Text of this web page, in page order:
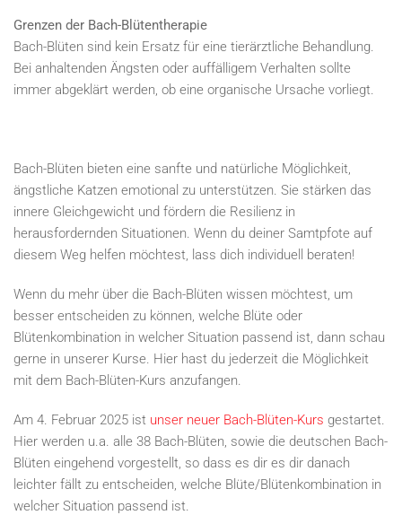
Grenzen der Bach-Blütentherapie
Bach-Blüten sind kein Ersatz für eine tierärztliche Behandlung.
Bei anhaltenden Ängsten oder auffälligem Verhalten sollte
immer abgeklärt werden, ob eine organische Ursache vorliegt.
Bach-Blüten bieten eine sanfte und natürliche Möglichkeit,
ängstliche Katzen emotional zu unterstützen. Sie stärken das
innere Gleichgewicht und fördern die Resilienz in
herausfordernden Situationen. Wenn du deiner Samtpfote auf
diesem Weg helfen möchtest, lass dich individuell beraten!
Wenn du mehr über die Bach-Blüten wissen möchtest, um
besser entscheiden zu können, welche Blüte oder
Blütenkombination in welcher Situation passend ist, dann schau
gerne in unserer Kurse. Hier hast du jederzeit die Möglichkeit
mit dem Bach-Blüten-Kurs anzufangen.
Am 4. Februar 2025 ist unser neuer Bach-Blüten-Kurs gestartet.
Hier werden u.a. alle 38 Bach-Blüten, sowie die deutschen Bach-
Blüten eingehend vorgestellt, so dass es dir es dir danach
leichter fällt zu entscheiden, welche Blüte/Blütenkombination in
welcher Situation passend ist.